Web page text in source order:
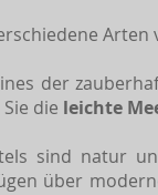
der
die leichte
sind natur
über